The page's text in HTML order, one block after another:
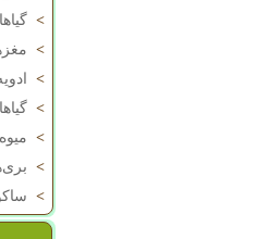
>
>
>
>
>
>
>